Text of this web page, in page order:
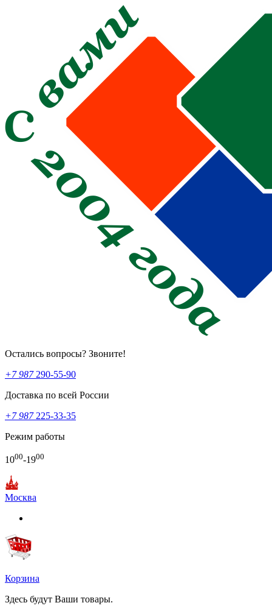
Остались вопросы? Звоните!
+7 987290-55-90
Доставка по всей России
+7 987225-33-35
Режим работы
1000-1900
Москва
Корзина
Здесь будут Ваши товары.